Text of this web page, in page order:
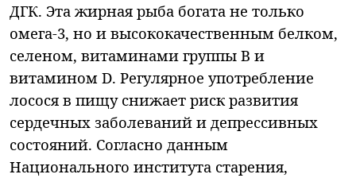
ДГК. Эта жирная рыба богата не только
омега-3, но и высококачественным белком,
селеном, витаминами группы B и
витамином D. Регулярное употребление
лосося в пищу снижает риск развития
сердечных заболеваний и депрессивных
состояний. Согласно данным
Национального института старения,